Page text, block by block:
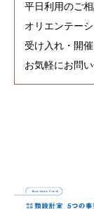
平日利用のご
オリエンテー
受け入れ・開催
お気軽にお問